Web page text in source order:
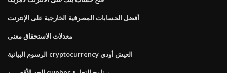
أفضل الحسابات المصرفية الخارجية على الإنترنت
معدلات الاستحقاق معنى
الرسوم البيانية cryptocurrency العيش أودي